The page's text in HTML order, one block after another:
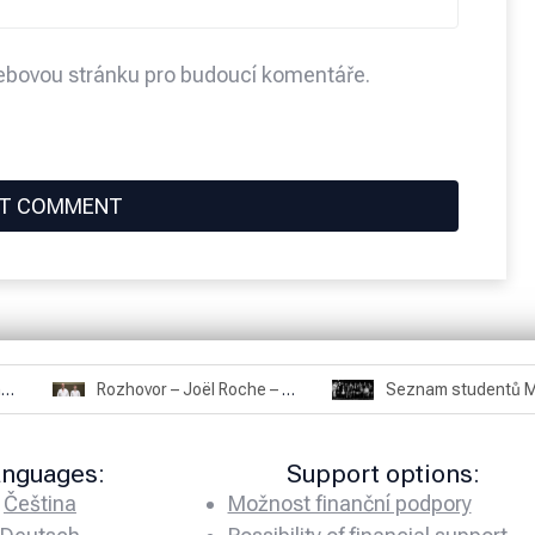
stránku pro budoucí komentáře.
Rozhovor – Joël Roche – 12.4.2025 – Praha, Karlín Seznam studentů Moriheie Ueshiby
Čeština
Support options:
Možnost finanční podpory